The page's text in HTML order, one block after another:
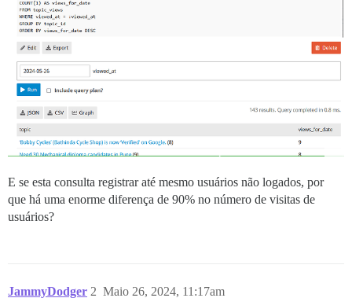
E se esta consulta registrar até mesmo usuários não logados, por
que há uma enorme diferença de 90% no número de visitas de
usuários?
JammyDodger Maio 26, 2024, 11:17am
2